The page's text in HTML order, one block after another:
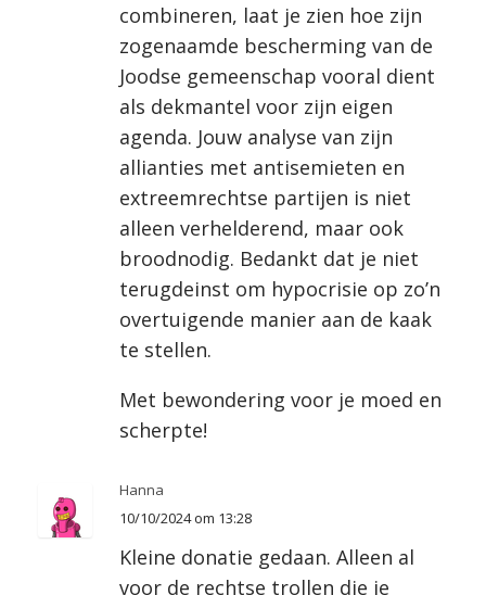
combineren, laat je zien hoe zijn
zogenaamde bescherming van de
Joodse gemeenschap vooral dient
als dekmantel voor zijn eigen
agenda. Jouw analyse van zijn
allianties met antisemieten en
extreemrechtse partijen is niet
alleen verhelderend, maar ook
broodnodig. Bedankt dat je niet
terugdeinst om hypocrisie op zo’n
overtuigende manier aan de kaak
te stellen.
Met bewondering voor je moed en
scherpte!
Hanna
10/10/2024 om 13:28
Kleine donatie gedaan. Alleen al
voor de rechtse trollen die je